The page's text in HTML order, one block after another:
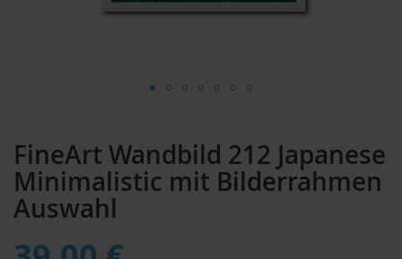
FineArt Wandbild 212 Japanese
Minimalistic mit Bilderrahmen
Auswahl
der
Bildergalerie
springen